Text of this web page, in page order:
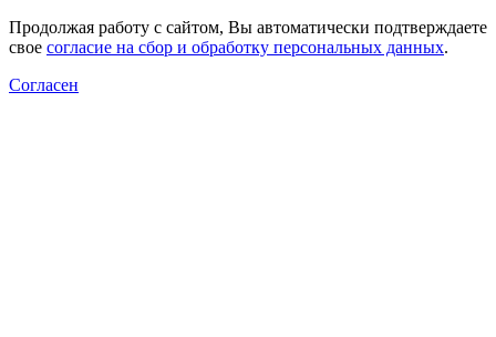
Продолжая работу с сайтом, Вы автоматически подтверждаете
свое согласие на сбор и обработку персональных данных.
Согласен